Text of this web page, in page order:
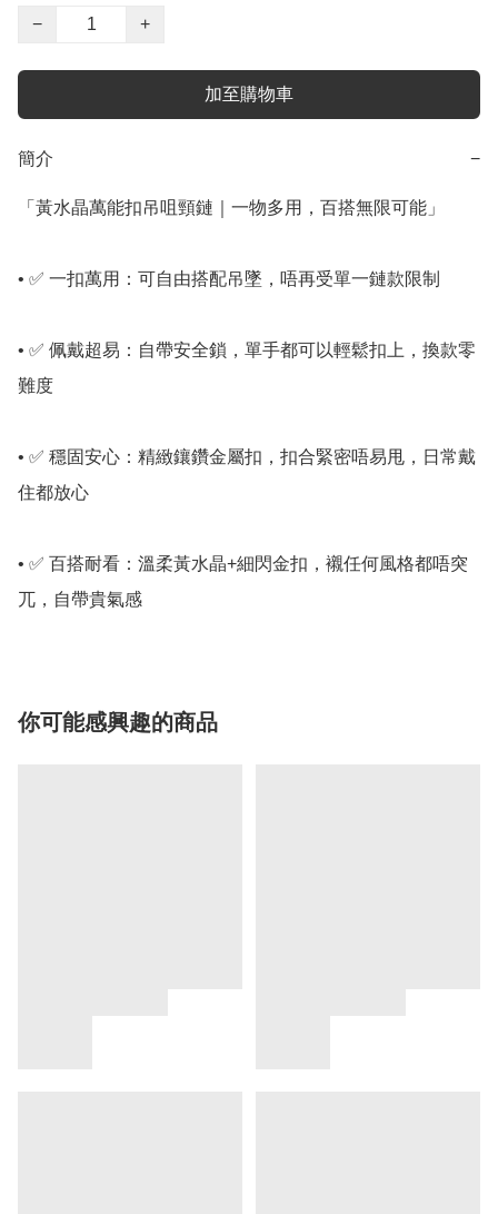
−
+
加至購物車
簡介 −
「黃水晶萬能扣吊咀頸鏈｜一物多用，百搭無限可能」
• ✅ 一扣萬用：可自由搭配吊墜，唔再受單一鏈款限制
• ✅ 佩戴超易：自帶安全鎖，單手都可以輕鬆扣上，換款零
難度
• ✅ 穩固安心：精緻鑲鑽金屬扣，扣合緊密唔易甩，日常戴
住都放心
• ✅ 百搭耐看：溫柔黃水晶+細閃金扣，襯任何風格都唔突
兀，自帶貴氣感
你可能感興趣的商品